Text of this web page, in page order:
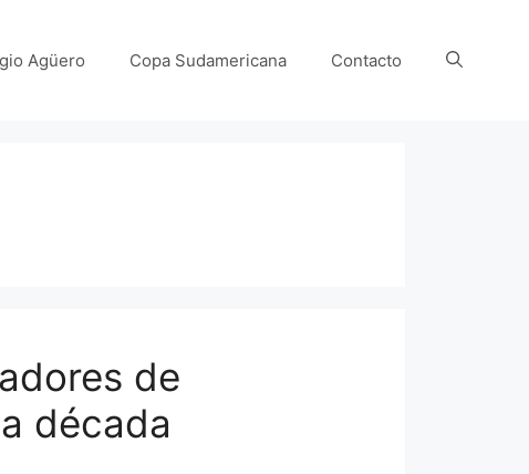
Agüero Copa Sudamericana Contacto
de
década